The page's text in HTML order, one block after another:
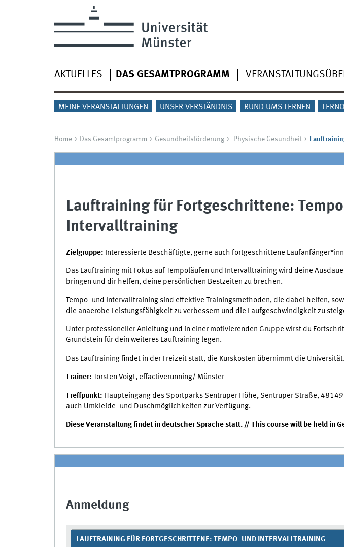
AKTUELLES DAS GESAMTPROGRAMM
MEINE VERANSTALTUNGEN UNSER VERSTÄNDNIS RUND UMS LERNEN
Home Das Gesamtprogramm Gesundheitsförderung Physische Gesundheit
Lauftraining für Fortgeschrittene:
Intervalltraining
Zielgruppe: Interessierte Beschäftigte, gerne auch fortgeschrittene
Das Lauftraining mit Fokus auf Tempoläufen und Intervalltraining wird deine
bringen und dir helfen, deine persönlichen Bestzeiten zu brechen.
Tempo- und Intervalltraining sind effektive Trainingsmethoden, die dabei helfen,
die anaerobe Leistungsfähigkeit zu verbessern und die Laufgeschwindigkeit zu
Unter professioneller Anleitung und in einer motivierenden Gruppe wirst du
Grundstein für dein weiteres Lauftraining legen.
Das Lauftraining findet in der Freizeit statt, die Kurskosten übernimmt die Universität.
Trainer: Torsten Voigt, effactiverunning/ Münster
Treffpunkt: Haupteingang des Sportparks Sentruper Höhe, Sentruper Straße,
auch Umkleide- und Duschmöglichkeiten zur Verfügung.
Diese Veranstaltung findet in deutscher Sprache statt. // This course will be held in
Anmeldung
LAUFTRAINING FÜR FORTGESCHRITTENE: TEMPO- UND INTERVALLTRAINING